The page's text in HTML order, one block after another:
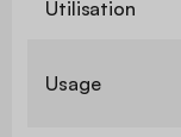
Utilisation
Usage